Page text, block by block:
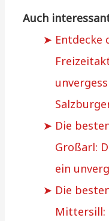
Auch
Entdecke
Die
Großarl:
ein
Die
Mittersill: